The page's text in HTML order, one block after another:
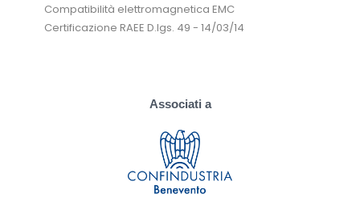
Compatibilità elettromagnetica EMC
Certificazione RAEE D.lgs. 49 - 14/03/14
Associati a